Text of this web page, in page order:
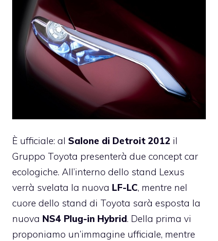
È ufficiale: al Salone di Detroit 2012 il
Gruppo Toyota presenterà due concept car
ecologiche. All’interno dello stand Lexus
verrà svelata la nuova LF-LC, mentre nel
cuore dello stand di Toyota sarà esposta la
nuova NS4 Plug-in Hybrid. Della prima vi
proponiamo un’immagine ufficiale, mentre